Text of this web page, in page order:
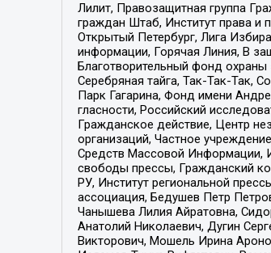
Лилит, Правозащитная группа
граждан Штаб, Институт права
Открытый Петербург, Лига
информации, Горячая Линия, В
Благотворительный фонд
Серебряная тайга, Так-Так-Так,
Парк Гагарина, Фонд имени
гласности, Российский
Гражданское действие, Центр
организаций, Частное
Средств Массовой Информации,
свободы прессы, Гражданский
РУ, Институт региональной
ассоциация, Бедушев Петр
Чанышева Лилия Айратовна,
Анатолий Николаевич, Дугин
Викторович, Мошель Ирина